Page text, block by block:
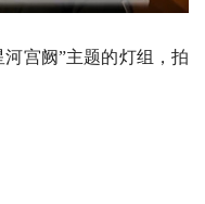
宫阙”主题的灯组，拍